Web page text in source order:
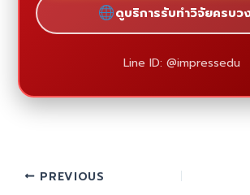
ดูบริการรับทำวิจัยครบว
Line ID: @impressedu
PREVIOUS